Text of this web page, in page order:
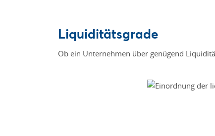
Liquiditätsgrade
Ob ein Unternehmen über genügend